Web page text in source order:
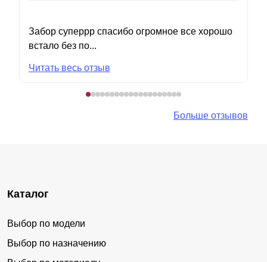
Забор суперрр спасибо огромное все хорошо
встало без по...
Читать весь отзыв
Больше отзывов
Каталог
Выбор по модели
Выбор по назначению